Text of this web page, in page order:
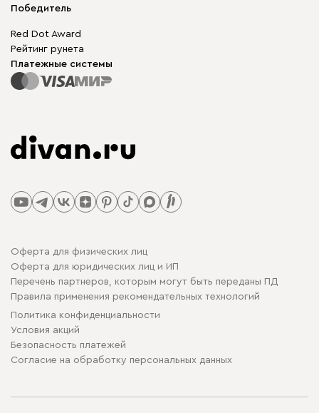
Мы в прессе
Победитель
Red Dot Award
Рейтинг рунета
Платежные системы
Оферта для физических лиц
Оферта для юридических лиц и ИП
Перечень партнеров, которым могут быть переданы ПД
Правила применения рекомендательных технологий
Политика конфиденциальности
Условия акций
Безопасность платежей
Cогласие на обработку персональных данных